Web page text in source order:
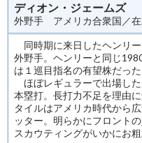
ディオン・ジェームズ
外野手 アメリカ合衆国／
同時期に来日したヘンリ
外野手。ヘンリーと同じ
は１巡目指名の有望株だった
ほぼレギュラーで出場し
本塁打。長打力不足を理由
タイルはアメリカ時代から
ッター。明らかにフロント
スカウティングがいかにお